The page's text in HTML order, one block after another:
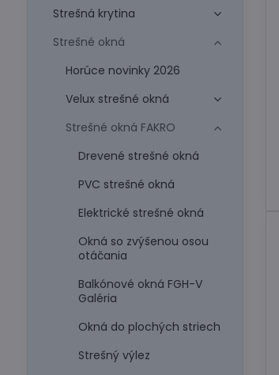
Strešná krytina
Strešné okná
Horúce novinky 2026
Velux strešné okná
Strešné okná FAKRO
Drevené strešné okná
PVC strešné okná
Elektrické strešné okná
Okná so zvýšenou osou
otáčania
Balkónové okná FGH-V
Galéria
Okná do plochých striech
Strešný výlez